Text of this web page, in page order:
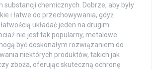
substancji chemicznych. Dobrze, aby były
i łatwe do przechowywania, gdyż
układać jeden na drugim.
nie jest tak popularny, metalowe
być doskonałym rozwiązaniem do
niektórych produktów, takich jak
zboża, oferując skuteczną ochronę